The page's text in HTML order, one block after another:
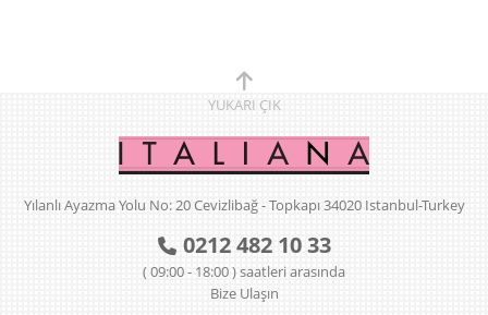
YUKARI ÇIK
Yılanlı Ayazma Yolu No: 20 Cevizlibağ - Topkapı 34020 Istanbul-Turkey
0212 482 10 33
( 09:00 - 18:00 ) saatleri arasında
Bize Ulaşın